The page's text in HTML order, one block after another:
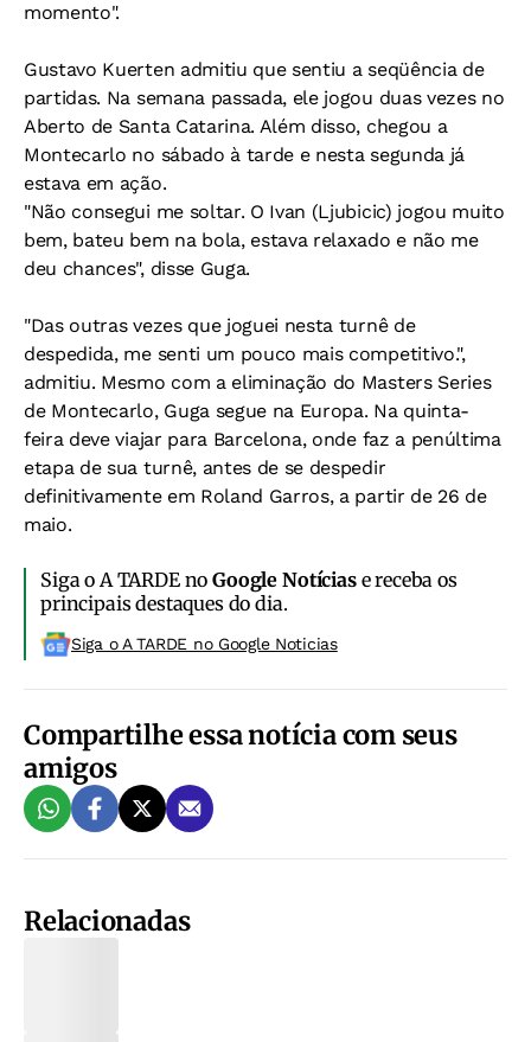
momento".
Gustavo Kuerten admitiu que sentiu a seqüência de
partidas. Na semana passada, ele jogou duas vezes no
Aberto de Santa Catarina. Além disso, chegou a
Montecarlo no sábado à tarde e nesta segunda já
estava em ação.
"Não consegui me soltar. O Ivan (Ljubicic) jogou muito
bem, bateu bem na bola, estava relaxado e não me
deu chances", disse Guga.
"Das outras vezes que joguei nesta turnê de
despedida, me senti um pouco mais competitivo.",
admitiu. Mesmo com a eliminação do Masters Series
de Montecarlo, Guga segue na Europa. Na quinta-
feira deve viajar para Barcelona, onde faz a penúltima
etapa de sua turnê, antes de se despedir
definitivamente em Roland Garros, a partir de 26 de
maio.
Siga o A TARDE noGoogle Notíciase receba os
principais destaques do dia.
Siga o A TARDE no Google Noticias
Compartilhe essa notícia com seus
amigos
Relacionadas